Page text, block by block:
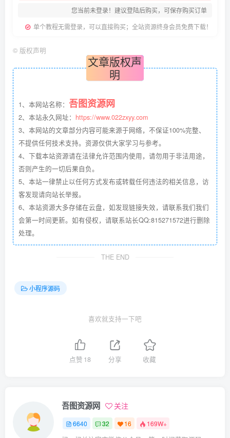
您当前未登录！建议登陆后购买，可保存购买订单
单个教程无需登录，可以直接购买；全站资源终身会员免费下载！
© 版权声明
文章版权声
明
1、本网站名称： 吾图资源网
2、本站永久网址： https://www.022zxyy.com
3、本网站的文章部分内容可能来源于网络，不保证100%完整、
不提供任何技术支持。资源仅供大家学习与参考。
4、下载本站资源请在法律允许范围内使用，请勿用于非法用途，
否则产生的一切后果自负。
5、本站一律禁止以任何方式发布或转载任何违法的相关信息，访
客发现请向站长举报。
6、本站资源大多存储在云盘，如发现链接失效，请联系我们我们
会第一时间更新。如有侵权，请联系站长QQ:815271572进行删除
处理。
THE END
小程序源码
喜欢就支持一下吧
点赞 18 分享 收藏
吾图资源网 关注
6640 32 16 169W+